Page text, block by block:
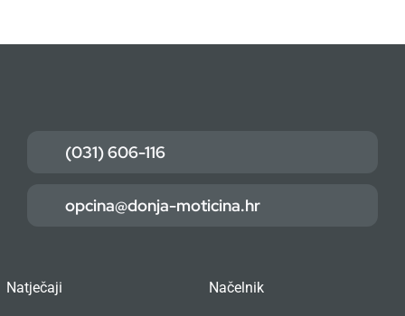
(031) 606-116
opcina@donja-moticina.hr
Natječaji Načelnik